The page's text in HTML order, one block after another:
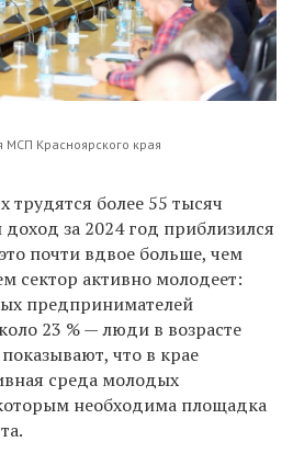
МСП Красноярского края
трудятся более 55 тысяч
доход за 2024 год приблизился
почти вдвое больше, чем
сектор активно молодеет:
предпринимателей
23 % — люди в возрасте
что в крае
среда молодых
необходима площадка